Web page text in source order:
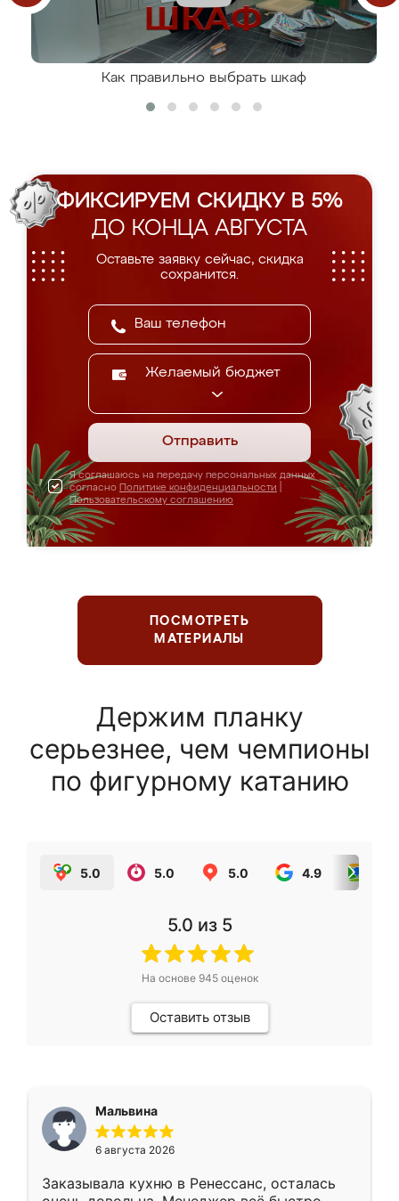
Как правильно выбрать шкаф
ФИКСИРУЕМ СКИДКУ В 5%
ДО КОНЦА АВГУСТА
Оставьте заявку сейчас, скидка
сохранится.
Желаемый бюджет
Отправить
Я соглашаюсь на передачу персональных данных
согласно Политике конфиденциальности
Пользовательскому соглашению
ПОСМОТРЕТЬ
МАТЕРИАЛЫ
Держим планку
серьезнее, чем чемпионы
по фигурному катанию
5.0 5.0 5.0 4.9
5.0 из 5
На основе 945оценок
Оставить отзыв
Мальвина
6 августа 2026
Заказывала кухню в Ренессанс, осталась